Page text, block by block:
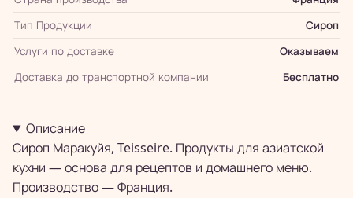
Тип Продукции
Сироп
Услуги по доставке
Оказываем
Доставка до транспортной компании
Бесплатно
Описание
Сироп Маракуйя, Teisseire. Продукты для азиатской
кухни — основа для рецептов и домашнего меню.
Производство — Франция.